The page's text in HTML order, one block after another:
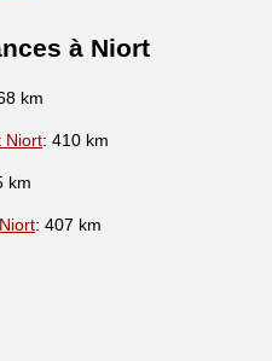
à Niort
km
Niort: 410 km
km
: 407 km